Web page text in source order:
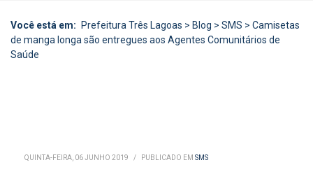
Você está em: Prefeitura Três Lagoas > Blog > SMS > Camisetas
de manga longa são entregues aos Agentes Comunitários de
Saúde
QUINTA-FEIRA, 06 JUNHO 2019 / PUBLICADO EM SMS